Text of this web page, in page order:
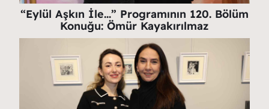
“Eylül Aşkın İle…” Programının 120. Bölüm
Konuğu: Ömür Kayakırılmaz